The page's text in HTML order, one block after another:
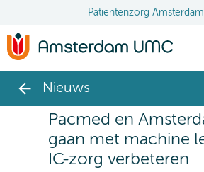
Patiëntenzorg
Nieuws
Pacmed en
gaan met machine
IC-zorg verbeteren